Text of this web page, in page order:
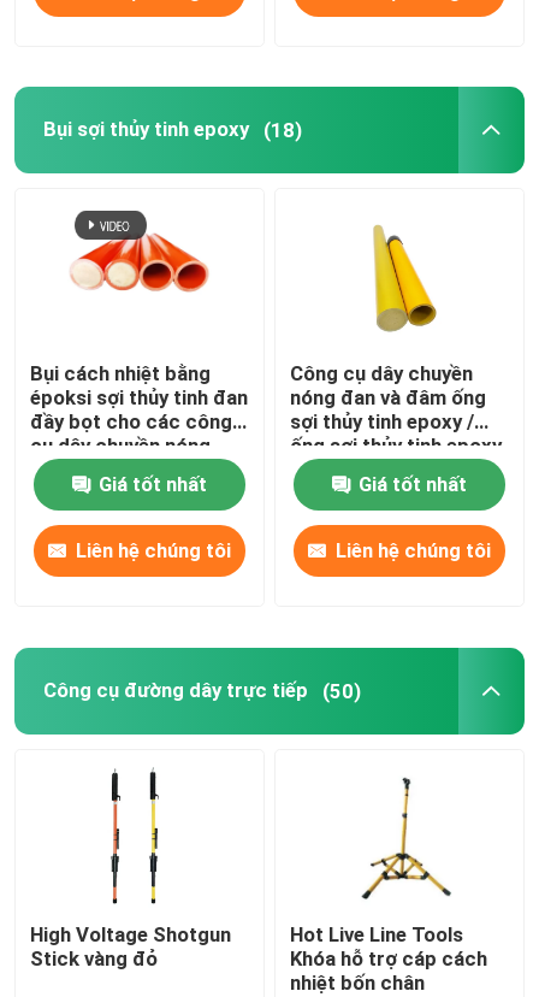
Scaffolding cách nhiệt
Profile Pultrusion bằng sợi thủy tinh
Bụi sợi thủy tinh epoxy (18)
Bụi cách nhiệt bằng
époksi sợi thủy tinh đan
đầy bọt cho các công
cụ dây chuyền nóng
Giá tốt nhất
Liên hệ chúng tôi
Công cụ dây chuyền
nóng đan và đâm ống
sợi thủy tinh epoxy /
ống sợi thủy tinh epoxy
Giá tốt nhất
Liên hệ chúng tôi
Công cụ đường dây trực tiếp (50)
High Voltage Shotgun
Stick vàng đỏ
Hot Live Line Tools
Khóa hỗ trợ cáp cách
nhiệt bốn chân